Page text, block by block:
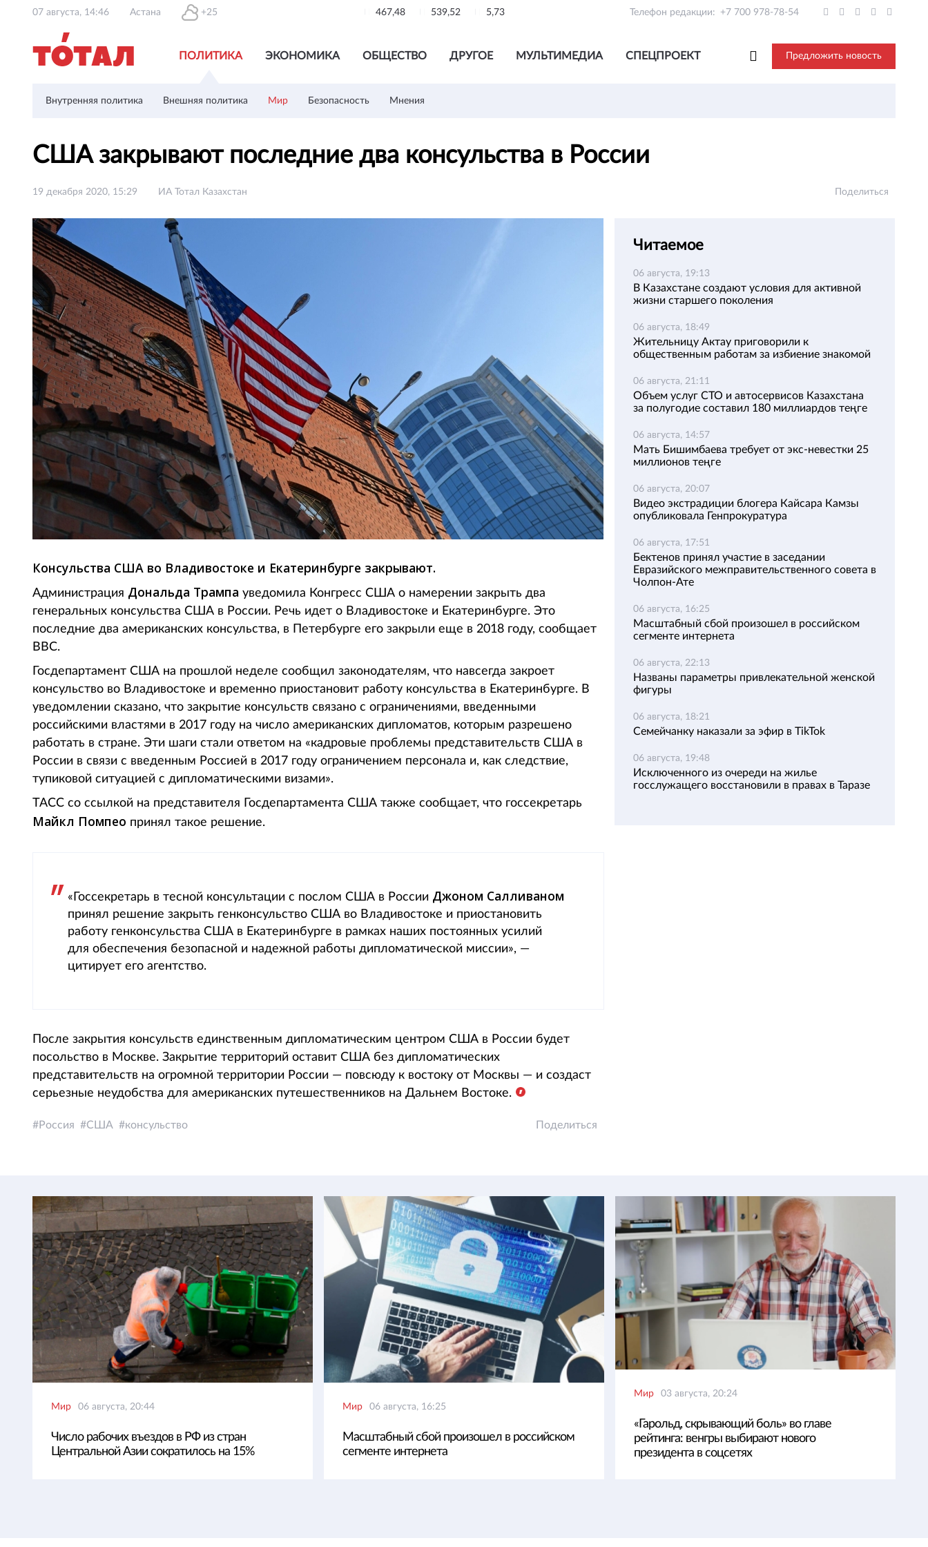
07 августа, 14:46 Астана +25 467,48 539,52 5,73 Телефон редакции: +7 700 978-78-54
ПОЛИТИКА ЭКОНОМИКА ОБЩЕСТВО ДРУГОЕ МУЛЬТИМЕДИА СПЕЦПРОЕКТ Предложить новость
Внутренняя политика Внешняя политика Мир Безопасность Мнения
США закрывают последние два консульства в России
19 декабря 2020, 15:29 ИА Тотал Казахстан Поделиться
Консульства США во Владивостоке и Екатеринбурге закрывают.
Администрация Дональда Трампа уведомила Конгресс США о намерении закрыть два
генеральных консульства США в России. Речь идет о Владивостоке и Екатеринбурге. Это
последние два американских консульства, в Петербурге его закрыли еще в 2018 году, сообщает
BBC.
Госдепартамент США на прошлой неделе сообщил законодателям, что навсегда закроет
консульство во Владивостоке и временно приостановит работу консульства в Екатеринбурге. В
уведомлении сказано, что закрытие консульств связано с ограничениями, введенными
российскими властями в 2017 году на число американских дипломатов, которым разрешено
работать в стране. Эти шаги стали ответом на «кадровые проблемы представительств США в
России в связи с введенным Россией в 2017 году ограничением персонала и, как следствие,
тупиковой ситуацией с дипломатическими визами».
ТАСС со ссылкой на представителя Госдепартамента США также сообщает, что госсекретарь
Майкл Помпео принял такое решение.
«Госсекретарь в тесной консультации с послом США в России Джоном Салливаном
принял решение закрыть генконсульство США во Владивостоке и приостановить
работу генконсульства США в Екатеринбурге в рамках наших постоянных усилий
для обеспечения безопасной и надежной работы дипломатической миссии», —
цитирует его агентство.
После закрытия консульств единственным дипломатическим центром США в России будет
посольство в Москве. Закрытие территорий оставит США без дипломатических
представительств на огромной территории России — повсюду к востоку от Москвы — и создаст
серьезные неудобства для американских путешественников на Дальнем Востоке.
Россия США консульство Поделиться
Читаемое
06 августа, 19:13
В Казахстане создают условия для активной
жизни старшего поколения
06 августа, 18:49
Жительницу Актау приговорили к
общественным работам за избиение знакомой
06 августа, 21:11
Объем услуг СТО и автосервисов Казахстана
за полугодие составил 180 миллиардов теңге
06 августа, 14:57
Мать Бишимбаева требует от экс-невестки 25
миллионов теңге
06 августа, 20:07
Видео экстрадиции блогера Кайсара Камзы
опубликовала Генпрокуратура
06 августа, 17:51
Бектенов принял участие в заседании
Евразийского межправительственного совета в
Чолпон-Ате
06 августа, 16:25
Масштабный сбой произошел в российском
сегменте интернета
06 августа, 22:13
Названы параметры привлекательной женской
фигуры
06 августа, 18:21
Семейчанку наказали за эфир в TikTok
06 августа, 19:48
Исключенного из очереди на жилье
госслужащего восстановили в правах в Таразе
Мир 06 августа, 20:44
Число рабочих въездов в РФ из стран
Центральной Азии сократилось на 15%
Мир 06 августа, 16:25
Масштабный сбой произошел в российском
сегменте интернета
Мир 03 августа, 20:24
«Гарольд, скрывающий боль» во главе
рейтинга: венгры выбирают нового
президента в соцсетях